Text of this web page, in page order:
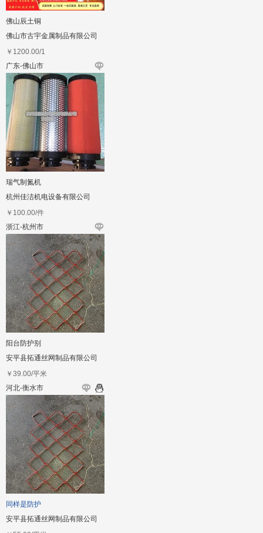
佛山辰土铜
佛山市古宇金属制品有限公司
￥ 1200.00/1
广东-佛山市
瑞气制氮机
杭州佳洁机电设备有限公司
￥ 100.00/件
浙江-杭州市
阳台防护别
安平县拓通丝网制品有限公司
￥ 39.00/平米
河北-衡水市
同样是防护
安平县拓通丝网制品有限公司